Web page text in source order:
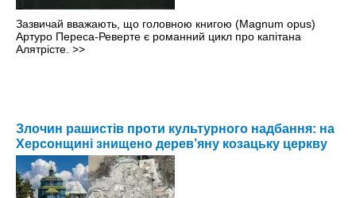
Зазвичай вважають, що головною книгою (Magnum opus)
Артуро Переса-Реверте є романний цикл про капітана
Алятрісте. >>
Злочин рашистів проти культурного надбання: на
Херсонщині знищено дерев’яну козацьку церкву